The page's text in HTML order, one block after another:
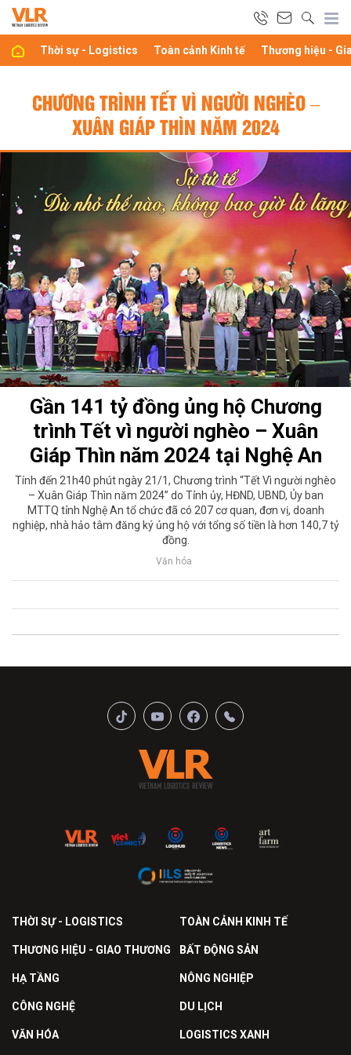
Thời sự - Logistics Toàn cảnh Kinh tế Thương hiệu -
CHƯƠNG TRÌNH TẾT VÌ NGƯỜI NGHÈO –
XUÂN GIÁP THÌN NĂM 2024
Gần 141 tỷ đồng ủng hộ Chương
trình Tết vì người nghèo – Xuân
Giáp Thìn năm 2024 tại Nghệ An
Tính đến 21h40 phút ngày 21/1, Chương trình “Tết Vì người nghèo
– Xuân Giáp Thìn năm 2024” do Tỉnh ủy, HĐND, UBND, Ủy ban
MTTQ tỉnh Nghệ An tổ chức đã có 207 cơ quan, đơn vị, doanh
nghiệp, nhà hảo tâm đăng ký ủng hộ với tổng số tiền là hơn 140,7 tỷ
đồng.
Văn hóa
THỜI SỰ - LOGISTICS TOÀN CẢNH KINH TẾ
THƯƠNG HIỆU - GIAO THƯƠNG BẤT ĐỘNG SẢN
HẠ TẦNG NÔNG NGHIỆP
CÔNG NGHỆ DU LỊCH
VĂN HÓA LOGISTICS XANH